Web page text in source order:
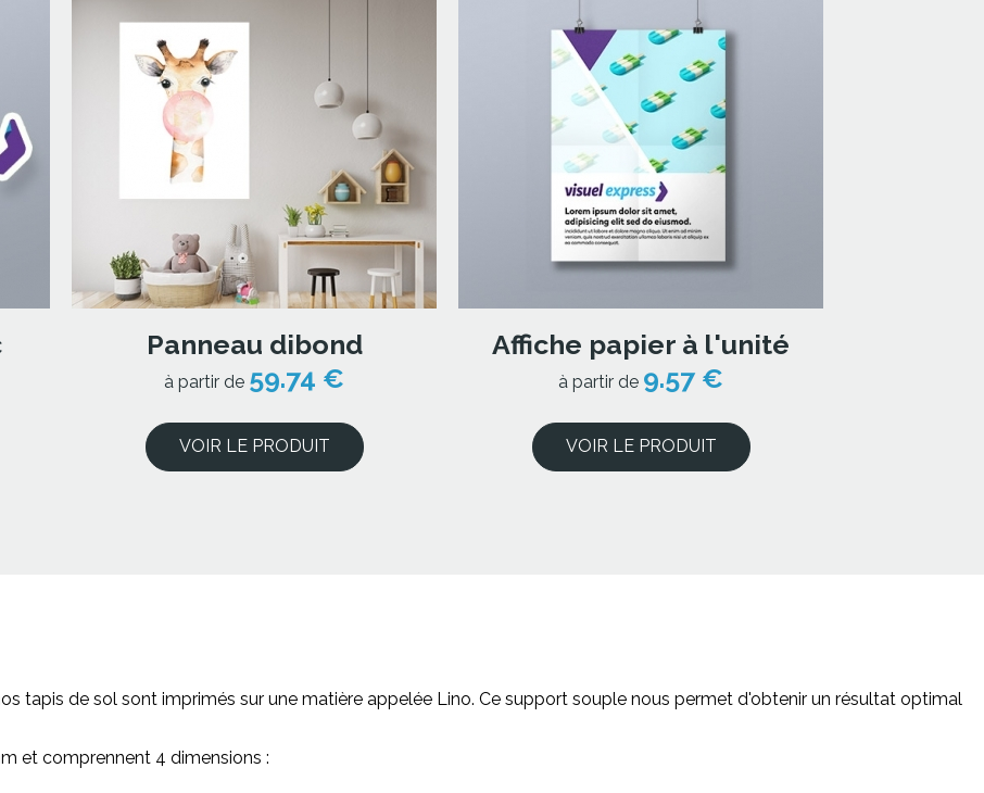
Panneau dibond
à partir de 59.74 €
VOIR LE PRODUIT
Affiche papier à l'unité
à partir de 9.57 €
VOIR LE PRODUIT
tapis de sol sont imprimés sur une matière appelée Lino. Ce support souple nous permet d'obtenir un résultat optimal
et comprennent 4 dimensions :